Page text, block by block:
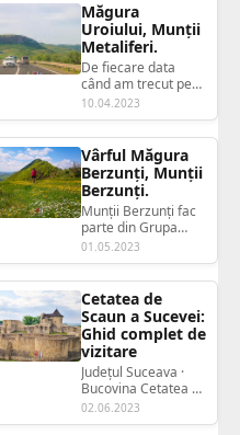
Măgura
Uroiului, Munții
Metaliferi.
De fiecare data
când am trecut pe
aici, revenind de pe
alte trasee turistice,
indiferent d...
10.04.2023
Vârful Măgura
Berzunți, Munții
Berzunți.
Munții Berzunți fac
parte din Grupa
Carpaților Moldo-
Transilvani si aparțin
de Carpații Or...
01.05.2023
Cetatea de
Scaun a Sucevei:
Ghid complet de
vizitare
Județul Suceava ·
Bucovina Cetatea de
Scaun a
SuceveiFortăreața
02.06.2023